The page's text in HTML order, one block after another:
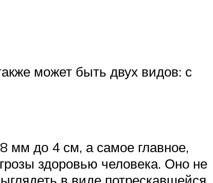
может быть двух видов: с
мм до 4 см, а самое главное,
здоровью человека. Оно не